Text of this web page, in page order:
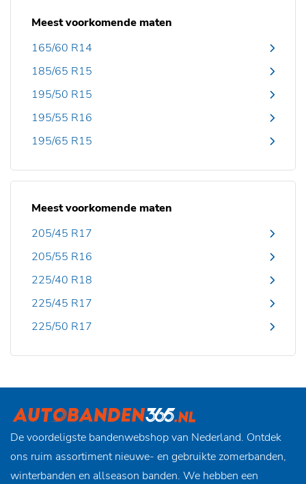
Meest voorkomende maten
165/60 R14
185/65 R15
195/50 R15
195/55 R16
195/65 R15
Meest voorkomende maten
205/45 R17
205/55 R16
225/40 R18
225/45 R17
225/50 R17
De voordeligste bandenwebshop van Nederland. Ontdek
ons ruim assortiment nieuwe- en gebruikte zomerbanden,
winterbanden en allseason banden. We hebben een